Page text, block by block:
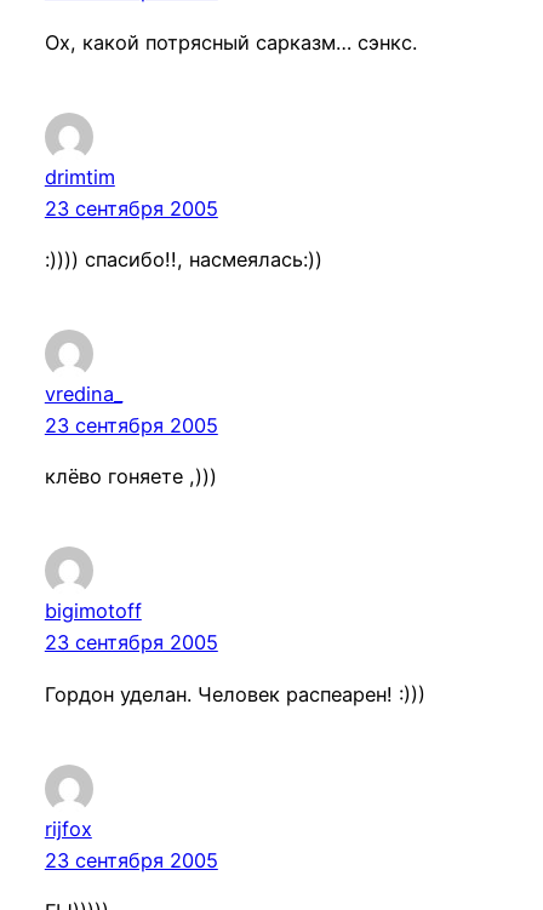
Ох, какой потрясный сарказм… сэнкс.
drimtim
23 сентября 2005
:)))) спасибо!!, насмеялась:))
vredina_
23 сентября 2005
клёво гоняете ,)))
bigimotoff
23 сентября 2005
Гордон уделан. Человек распеарен! :)))
rijfox
23 сентября 2005